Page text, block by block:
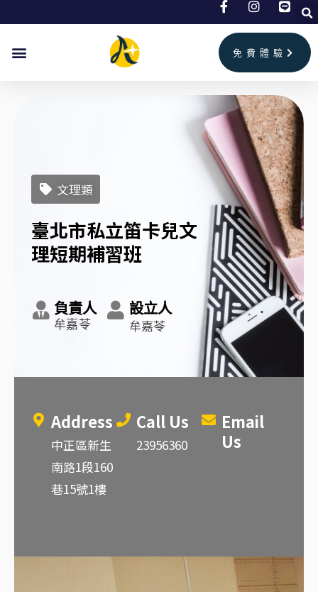
免費體驗
文理類
臺北市私立笛卡兒文
理短期補習班
負責人
牟嘉苓
設立人
牟嘉苓
Address
中正區新生
南路1段160
巷15號1樓
Call Us
23956360
Email
Us